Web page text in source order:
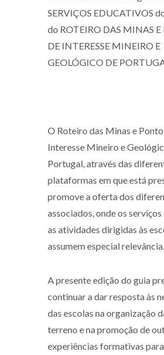
SERVIÇOS EDUCATIVOS
do ROTEIRO DAS MINAS E
DE INTERESSE MINEIRO E
GEOLÓGICO DE
O Roteiro das Minas e
Interesse Mineiro e
Portugal, através das
plataformas em que está
promove a oferta dos
associados, onde os
as atividades dirigidas às
assumem especial relevância.
A presente edição do guia
continuar a dar resposta às
das escolas na organização
terreno e na promoção de
experiências formativas para